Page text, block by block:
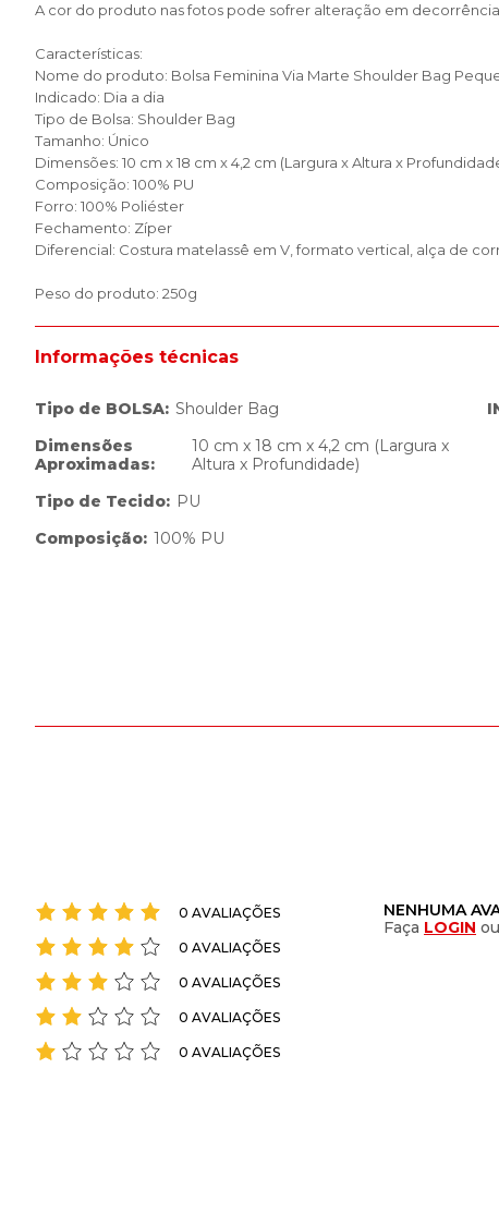
A cor do produto nas fotos pode sofrer alteração em
Características:
Nome do produto: Bolsa Feminina Via Marte Shoulder Bag
Indicado: Dia a dia
Tipo de Bolsa: Shoulder Bag
Tamanho: Único
Dimensões: 10 cm x 18 cm x 4,2 cm (Largura x Altura x
Composição: 100% PU
Forro: 100% Poliéster
Fechamento: Zíper
Diferencial: Costura matelassê em V, formato vertical, alça de
Peso do produto: 250g
Informações técnicas
Tipo de BOLSA: Shoulder Bag
Dimensões
Aproximadas:
10 cm x 18 cm x 4,2 cm (Largura x
Altura x Profundidade)
Tipo de Tecido: PU
Composição: 100% PU
0 AVALIAÇÕES
0 AVALIAÇÕES
0 AVALIAÇÕES
0 AVALIAÇÕES
0 AVALIAÇÕES
NENHUMA
Faça LOGIN ou